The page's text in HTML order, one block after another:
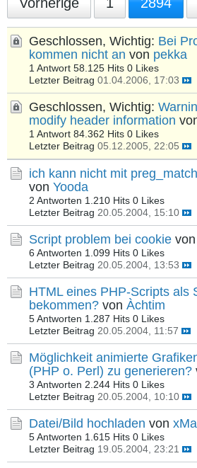
Geschlossen, Wichtig: Bei
kommen nicht an von pekka
1 Antwort 58.125 Hits 0 Likes
Letzter Beitrag 01.04.2006, 17:03
Geschlossen, Wichtig:
modify header information
1 Antwort 84.362 Hits 0 Likes
Letzter Beitrag 05.12.2005, 22:05
ich kann nicht mit
von Yooda
2 Antworten 1.210 Hits 0 Likes
Letzter Beitrag 20.05.2004, 15:10
Script problem bei cookie von
6 Antworten 1.099 Hits 0 Likes
Letzter Beitrag 20.05.2004, 13:53
HTML eines PHP-Scripts als
bekommen? von Àchtim
5 Antworten 1.287 Hits 0 Likes
Letzter Beitrag 20.05.2004, 11:57
Möglichkeit animierte
(PHP o. Perl) zu generieren?
3 Antworten 2.244 Hits 0 Likes
Letzter Beitrag 20.05.2004, 10:10
Datei/Bild hochladen von
5 Antworten 1.615 Hits 0 Likes
Letzter Beitrag 19.05.2004, 23:21